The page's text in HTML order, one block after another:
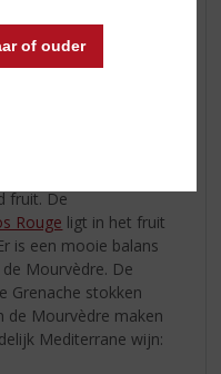
of ouder
fruit. De
Rouge ligt in het fruit
is een mooie balans
Mourvèdre. De
Grenache stokken
de Mourvèdre maken
Mediterrane wijn: